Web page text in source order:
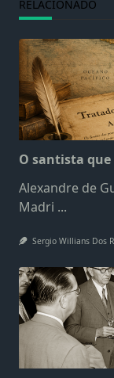
RELACIONADO
O santista
Alexandre de
Madri ...
Sergio Willians Dos